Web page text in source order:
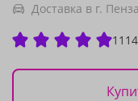
Доставка в г.